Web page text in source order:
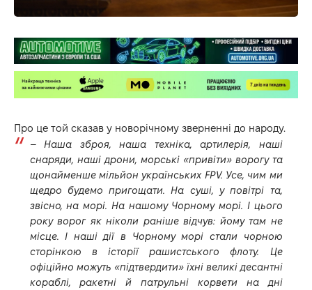
Про це той сказав у новорічному зверненні до народу.
– Наша зброя, наша техніка, артилерія, наші
снаряди, наші дрони, морські «привіти» ворогу та
щонайменше мільйон українських FPV. Усе, чим ми
щедро будемо пригощати. На суші, у повітрі та,
звісно, на морі. На нашому Чорному морі. І цього
року ворог як ніколи раніше відчув: йому там не
місце. І наші дії в Чорному морі стали чорною
сторінкою в історії рашистського флоту. Це
офіційно можуть «підтвердити» їхні великі десантні
кораблі, ракетні й патрульні корвети на дні